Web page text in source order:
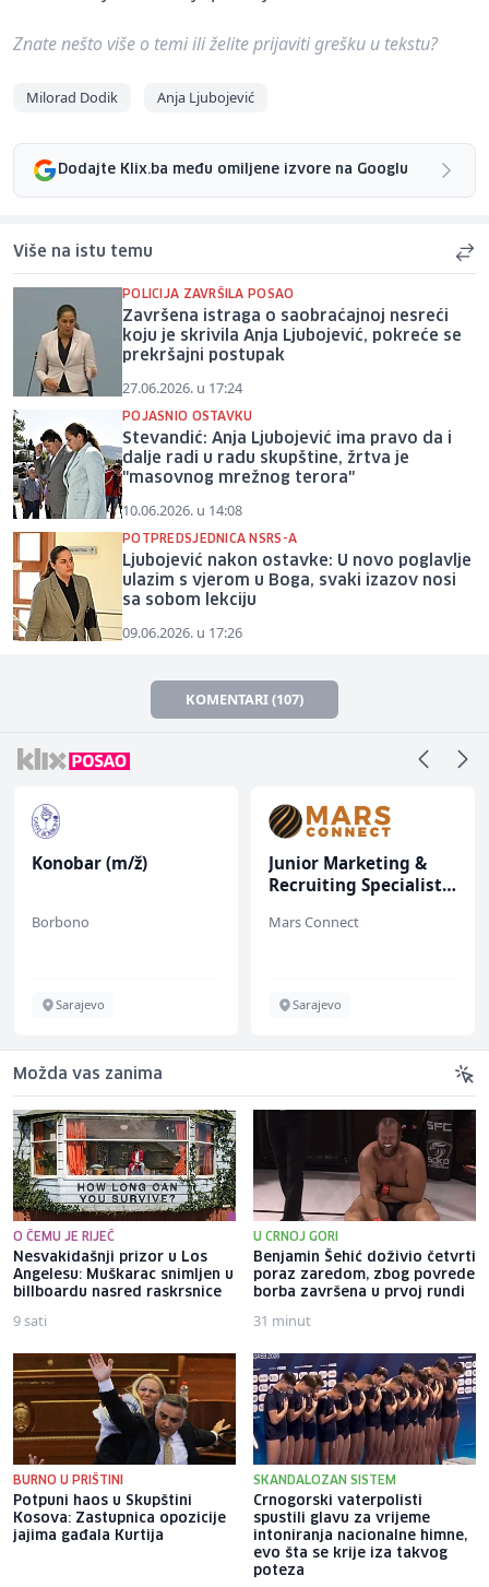
Znate nešto više o temi ili želite prijaviti grešku u tekstu?
Milorad Dodik Anja Ljubojević
Dodajte Klix.ba među omiljene izvore na Googlu
Više na istu temu
POLICIJA ZAVRŠILA POSAO
Završena istraga o saobraćajnoj nesreći
koju je skrivila Anja Ljubojević, pokreće se
prekršajni postupak
27.06.2026. u 17:24
POJASNIO OSTAVKU
Stevandić: Anja Ljubojević ima pravo da i
dalje radi u radu skupštine, žrtva je
"masovnog mrežnog terora"
10.06.2026. u 14:08
POTPREDSJEDNICA NSRS-A
Ljubojević nakon ostavke: U novo poglavlje
ulazim s vjerom u Boga, svaki izazov nosi
sa sobom lekciju
09.06.2026. u 17:26
KOMENTARI (107)
Konobar (m/ž)
Borbono
Sarajevo
Junior Marketing &
Recruiting Specialist
Mars Connect
Sarajevo
Možda vas zanima
O ČEMU JE RIJEČ
Nesvakidašnji prizor u Los
Angelesu: Muškarac snimljen u
billboardu nasred raskrsnice
9 sati
U CRNOJ GORI
Benjamin Šehić doživio četvrti
poraz zaredom, zbog povrede
borba završena u prvoj rundi
31 minut
BURNO U PRIŠTINI
Potpuni haos u Skupštini
Kosova: Zastupnica opozicije
jajima gađala Kurtija
SKANDALOZAN SISTEM
Crnogorski vaterpolisti
spustili glavu za vrijeme
intoniranja nacionalne himne,
evo šta se krije iza takvog
poteza